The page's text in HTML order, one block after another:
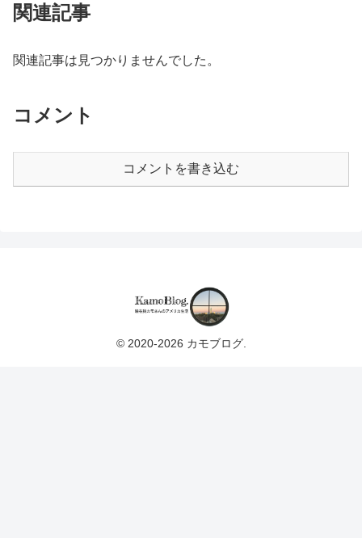
関連記事
関連記事は見つかりませんでした。
コメント
コメントを書き込む
© 2020-2026 カモブログ.